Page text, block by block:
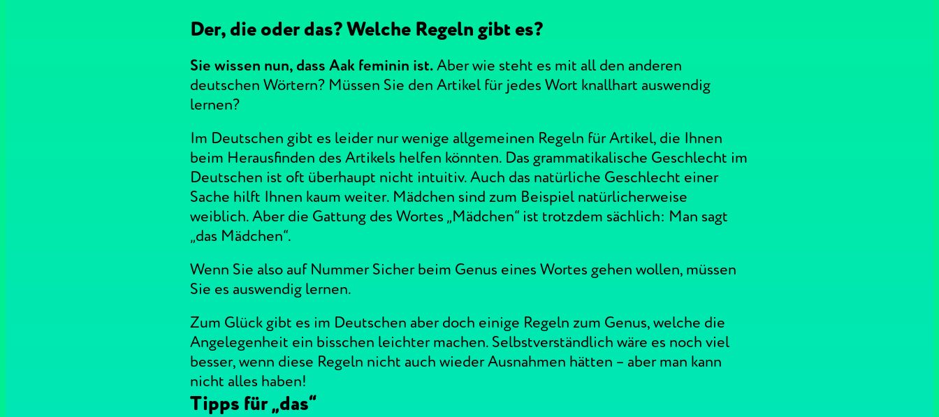
Der, die oder das? Welche Regeln gibt es?
Sie wissen nun, dass Aak feminin ist.Aber wie steht es mit all den anderen
deutschen Wörtern? Müssen Sie den Artikel für jedes Wort knallhart auswendig
lernen?
Im Deutschen gibt es leider nur wenige allgemeinen Regeln für Artikel, die Ihnen
beim Herausfinden des Artikels helfen könnten. Das grammatikalische Geschlecht im
Deutschen ist oft überhaupt nicht intuitiv. Auch das natürliche Geschlecht einer
Sache hilft Ihnen kaum weiter. Mädchen sind zum Beispiel natürlicherweise
weiblich. Aber die Gattung des Wortes „Mädchen“ ist trotzdem sächlich: Man sagt
„das Mädchen“.
Wenn Sie also auf Nummer Sicher beim Genus eines Wortes gehen wollen, müssen
Sie es auswendig lernen.
Zum Glück gibt es im Deutschen aber doch einige Regeln zum Genus, welche die
Angelegenheit ein bisschen leichter machen. Selbstverständlich wäre es noch viel
besser, wenn diese Regeln nicht auch wieder Ausnahmen hätten – aber man kann
nicht alles haben!
Tipps für „das“